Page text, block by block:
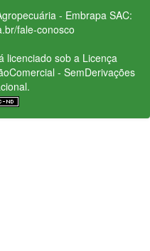
- Embrapa SAC:
fale-conosco
licenciado sob a Licença
- SemDerivações